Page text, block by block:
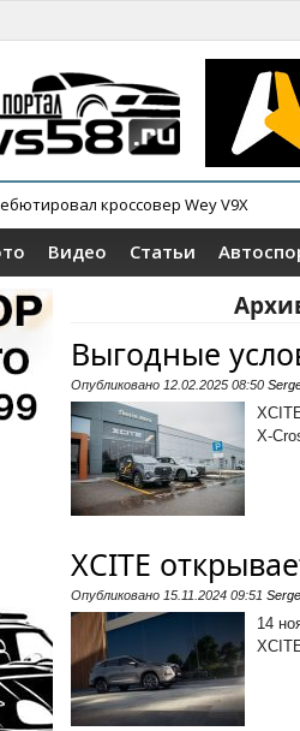
кроссовер Wey V9X
кроссовер Tenet T4
Видео Статьи
Выгодные
Опубликовано 12.02.2025 08:50
X-
XCITE
Опубликовано 15.11.2024 09:51
14